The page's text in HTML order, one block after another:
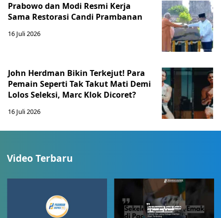
Prabowo dan Modi Resmi Kerja
Sama Restorasi Candi Prambanan
16 Juli 2026
John Herdman Bikin Terkejut! Para
Pemain Seperti Tak Takut Mati Demi
Lolos Seleksi, Marc Klok Dicoret?
16 Juli 2026
Video Terbaru